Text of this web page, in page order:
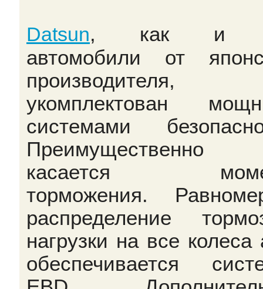
Datsun, как и
автомобили от
производителя,
укомплектован
системами
Преимущественно
касается
торможения.
распределение
нагрузки на все колеса
обеспечивается